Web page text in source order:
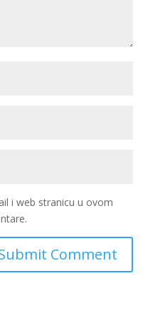
i web stranicu u ovom